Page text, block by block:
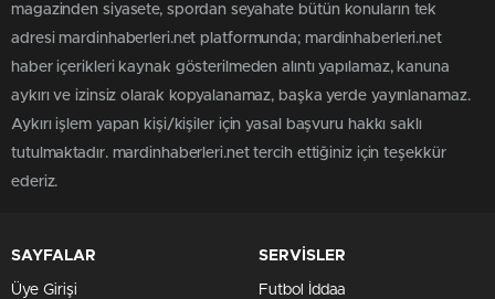
magazinden siyasete, spordan seyahate bütün konuların tek
adresi mardinhaberleri.net platformunda; mardinhaberleri.net
haber içerikleri kaynak gösterilmeden alıntı yapılamaz, kanuna
aykırı ve izinsiz olarak kopyalanamaz, başka yerde yayınlanamaz.
Aykırı işlem yapan kişi/kişiler için yasal başvuru hakkı saklı
tutulmaktadır. mardinhaberleri.net tercih ettiğiniz için teşekkür
ederiz.
SAYFALAR
Üye Girişi
SERVİSLER
Futbol İddaa